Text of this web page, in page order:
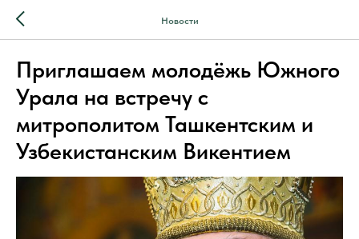
Новости
Приглашаем молодёжь Южного
Урала на встречу с
митрополитом Ташкентским и
Узбекистанским Викентием